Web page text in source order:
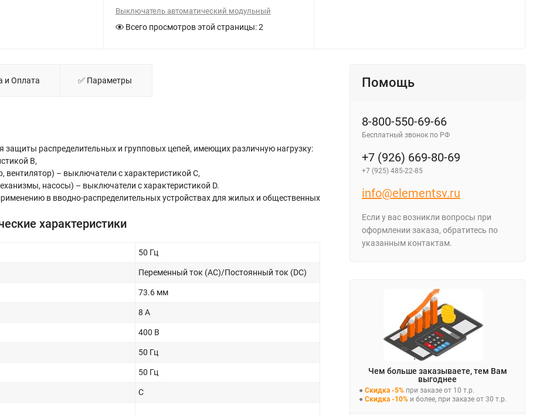
Выключатель автоматический модульный
Всего просмотров этой страницы:2
и Оплата ✅ Параметры
распределительных и групповых цепей, имеющих различную нагрузку:
В,
– выключатели с характеристикой C,
насосы) – выключатели с характеристикой D.
в вводно-распределительных устройствах для жилых и общественных
характеристики
50 Гц
Переменный ток (AC)/Постоянный ток (DC)
73.6 мм
8 А
400 В
50 Гц
50 Гц
C
Помощь
8-800-550-69-66
Бесплатный звонок по РФ
+7 (926) 669-80-69
+7 (925) 485-22-85
info@elementsv.ru
Если у вас возникли вопросы при
оформлении заказа, обратитесь по
указанным контактам.
Чем больше заказываете, тем Вам
выгоднее
● Скидка -5% при заказе от 10 т.р.
● Скидка -10% и более, при заказе от 30 т.р.